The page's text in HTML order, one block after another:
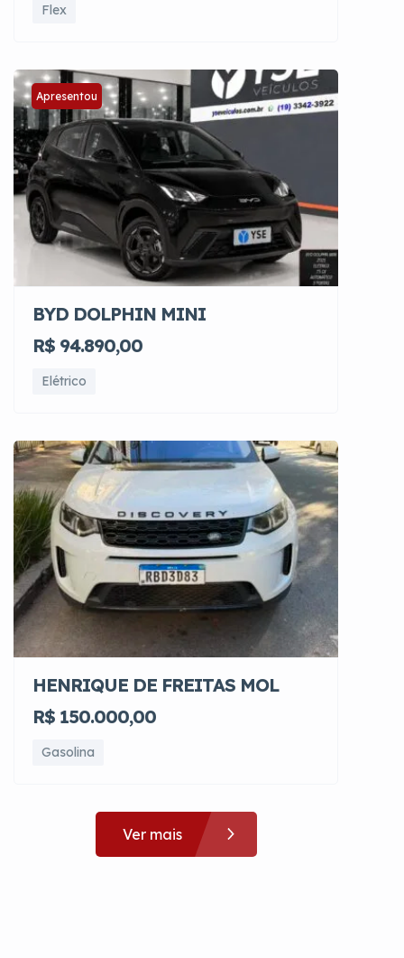
Flex
Apresentou
BYD DOLPHIN MINI
R$ 94.890,00
Elétrico
HENRIQUE DE FREITAS MOL
R$ 150.000,00
Gasolina
Ver mais